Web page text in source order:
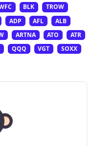
BLK
TROW
ADP AFL
ALB
ARTNA ATO
ATR
QQQ VGT
SOXX